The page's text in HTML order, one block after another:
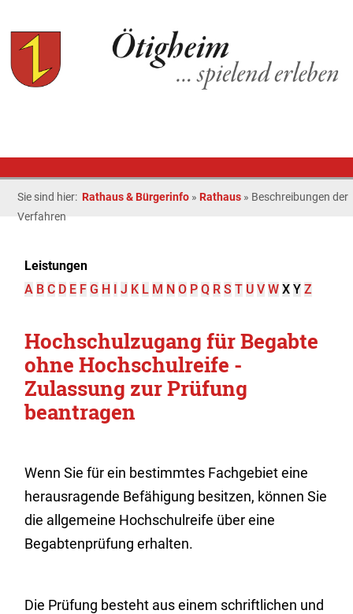
Sie sind hier: Rathaus & Bürgerinfo » Rathaus » Beschreibungen der
Verfahren
Leistungen
A B C D E F G H I J K L M N O P Q R S T U V W X Y Z
Hochschulzugang für Begabte
ohne Hochschulreife -
Zulassung zur Prüfung
beantragen
Wenn Sie für ein bestimmtes Fachgebiet eine
herausragende Befähigung besitzen, können Sie
die allgemeine Hochschulreife über eine
Begabtenprüfung erhalten.
Die Prüfung besteht aus einem schriftlichen und